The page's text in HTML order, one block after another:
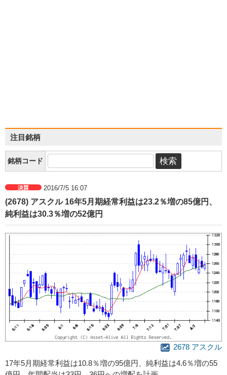
注目銘柄
銘柄コード
2016/7/5 16:07
(2678) アスクル 16年5月期経常利益は23.2％増の85億円、
純利益は30.3％増の52億円
2678 アスクル
17年5月期経常利益は10.8％増の95億円、純利益は4.6％増の55